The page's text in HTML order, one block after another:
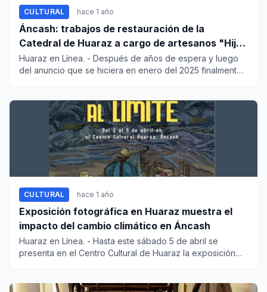
CULTURAL hace 1 año
Áncash: trabajos de restauración de la
Catedral de Huaraz a cargo de artesanos "Hijos
del Padre Ugo de Censi"
Huaraz en Línea. - Después de años de espera y luego
del anuncio que se hiciera en enero del 2025 finalmente
CULTURAL hace 1 año
Exposición fotográfica en Huaraz muestra el
impacto del cambio climático en Áncash
Huaraz en Línea. - Hasta este sábado 5 de abril se
presenta en el Centro Cultural de Huaraz la exposición